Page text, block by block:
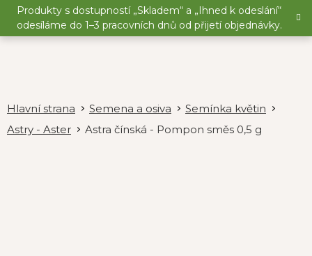
Přejít
obsah
Produkty s dostupností „Skladem“ a „Ihned k odeslání“
odesíláme do 1–3 pracovních dnů od přijetí objednávky.
Semena a osiva
Semínka květin
Astry - Aster
Astra čínská - Pompon směs 0,5 g